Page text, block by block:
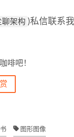
聊架构 )私信联系
啡吧！
图形图像